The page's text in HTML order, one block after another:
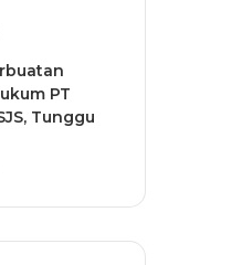
PT
Tunggu